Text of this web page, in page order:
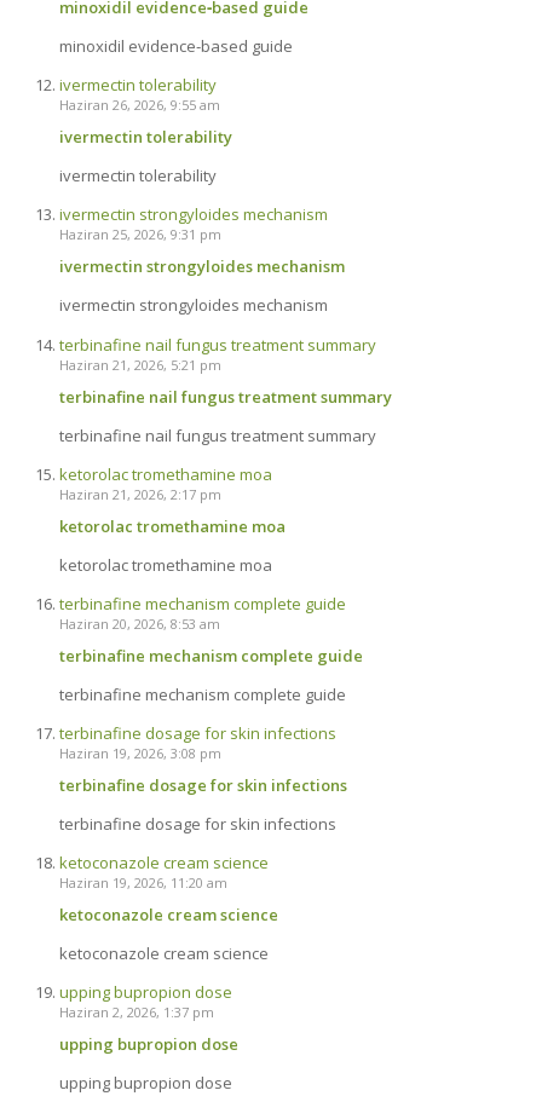
minoxidil evidence‑based guide
minoxidil evidence‑based guide
ivermectin tolerability
Haziran 26, 2026, 9:55 am
ivermectin tolerability
ivermectin tolerability
ivermectin strongyloides mechanism
Haziran 25, 2026, 9:31 pm
ivermectin strongyloides mechanism
ivermectin strongyloides mechanism
terbinafine nail fungus treatment summary
Haziran 21, 2026, 5:21 pm
terbinafine nail fungus treatment summary
terbinafine nail fungus treatment summary
ketorolac tromethamine moa
Haziran 21, 2026, 2:17 pm
ketorolac tromethamine moa
ketorolac tromethamine moa
terbinafine mechanism complete guide
Haziran 20, 2026, 8:53 am
terbinafine mechanism complete guide
terbinafine mechanism complete guide
terbinafine dosage for skin infections
Haziran 19, 2026, 3:08 pm
terbinafine dosage for skin infections
terbinafine dosage for skin infections
ketoconazole cream science
Haziran 19, 2026, 11:20 am
ketoconazole cream science
ketoconazole cream science
upping bupropion dose
Haziran 2, 2026, 1:37 pm
upping bupropion dose
upping bupropion dose